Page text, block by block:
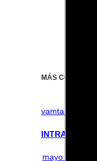
MÁS
vamtam-
INTRADÍA
mayo 26, 2026